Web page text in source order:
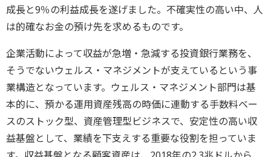
成長と9％の利益成長を遂げました。不確実性の高い中、人
は的確なお金の預け先を求めるものです。
企業活動によって収益が急増・急減する投資銀行業務を、
そうでないウェルス・マネジメントが支えているという事
業構造となっています。ウェルス・マネジメント部門は基
本的に、預かる運用資産残高の時価に連動する手数料ベー
スのストック型、資産管理型ビジネスで、安定性の高い収
益基盤として、業績を下支えする重要な役割を担っていま